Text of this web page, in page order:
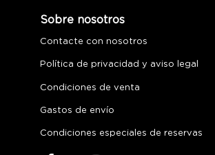
Sobre nosotros
Contacte con nosotros
Política de privacidad y aviso legal
Condiciones de venta
Gastos de envío
Condiciones especiales de reservas